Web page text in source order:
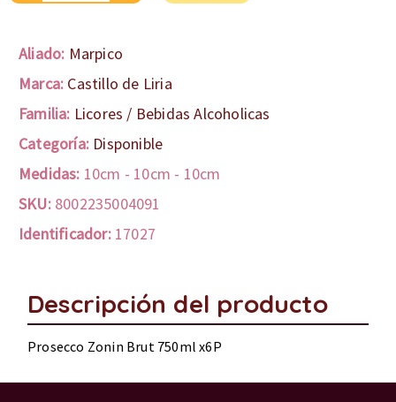
Aliado: Marpico
Marca: Castillo de Liria
Familia: Licores / Bebidas Alcoholicas
Categoría: Disponible
Medidas: 10cm - 10cm - 10cm
SKU: 8002235004091
Identificador: 17027
Descripción del producto
Prosecco Zonin Brut 750ml x6P